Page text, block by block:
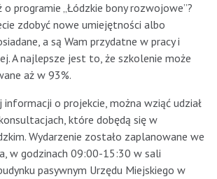
o programie „Łódzkie bony rozwojowe”?
zdobyć nowe umiejętności albo
a są Wam przydatne w pracy i
A najlepsze jest to, że szkolenie może
aż w 93%.
informacji o projekcie, można wziąć udział
które dobędą się w
Wydarzenie zostało zaplanowane we
w godzinach 09:00-15:30 w sali
pasywnym Urzędu Miejskiego w